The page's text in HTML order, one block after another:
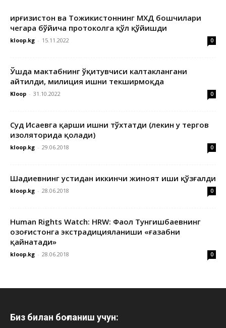
Қирғизистон ва Тожикистоннинг МХДҚ бошчилари
чегара бўйича протоколга қўл қўйишди
kloop.kg - 15.11.2022 0
Ўшда мактабнинг ўқитувчиси калтаклангани
айтилди, милиция ишни текширмоқда
Kloop - 31.10.2022 0
Суд Исаевга қарши ишни тўхтатди (лекин у тергов
изоляторида қолади)
kloop.kg - 29.06.2018 0
Шадиевнинг устидан иккинчи жиноят иши қўзғалди
kloop.kg - 28.06.2018 0
Human Rights Watch: HRW: Фаол Тунгишбаевнинг
Қозоғистонга экстрадицияланиши «ғазабни
қайнатади»
kloop.kg - 28.06.2018 0
Биз билан боғланиш учун: